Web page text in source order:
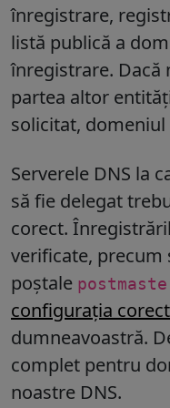
înregistrare,
listă publică a
înregistrare. Dacă
partea altor
solicitat,
Serverele DNS la
să fie delegat
corect.
verificate, precum
poștale
configurația
dumneavoastră.
complet pentru
noastre DNS.